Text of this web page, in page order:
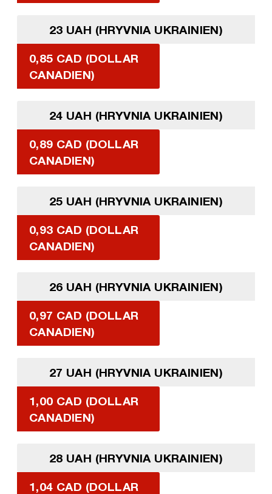
23 UAH (HRYVNIA UKRAINIEN)
0,85 CAD (DOLLAR
CANADIEN)
24 UAH (HRYVNIA UKRAINIEN)
0,89 CAD (DOLLAR
CANADIEN)
25 UAH (HRYVNIA UKRAINIEN)
0,93 CAD (DOLLAR
CANADIEN)
26 UAH (HRYVNIA UKRAINIEN)
0,97 CAD (DOLLAR
CANADIEN)
27 UAH (HRYVNIA UKRAINIEN)
1,00 CAD (DOLLAR
CANADIEN)
28 UAH (HRYVNIA UKRAINIEN)
1,04 CAD (DOLLAR